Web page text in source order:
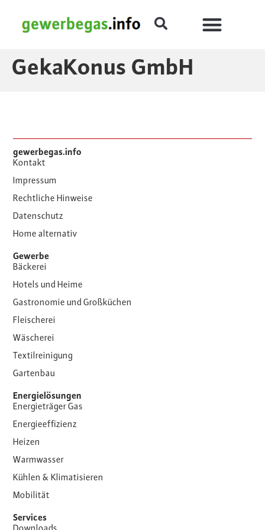
GekaKonus GmbH
gewerbegas.info
Kontakt
Impressum
Rechtliche Hinweise
Datenschutz
Home alternativ
Gewerbe
Bäckerei
Hotels und Heime
Gastronomie und Großküchen
Fleischerei
Wäscherei
Textilreinigung
Gartenbau
Energielösungen
Energieträger Gas
Energieeffizienz
Heizen
Warmwasser
Kühlen & Klimatisieren
Mobilität
Services